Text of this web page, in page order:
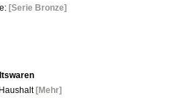
[Serie Bronze]
[Mehr]